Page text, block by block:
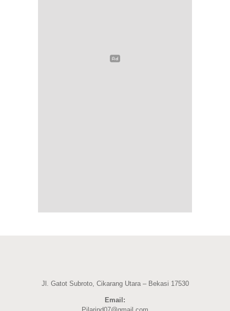
Jl. Gatot Subroto, Cikarang Utara – Bekasi 17530
Email: